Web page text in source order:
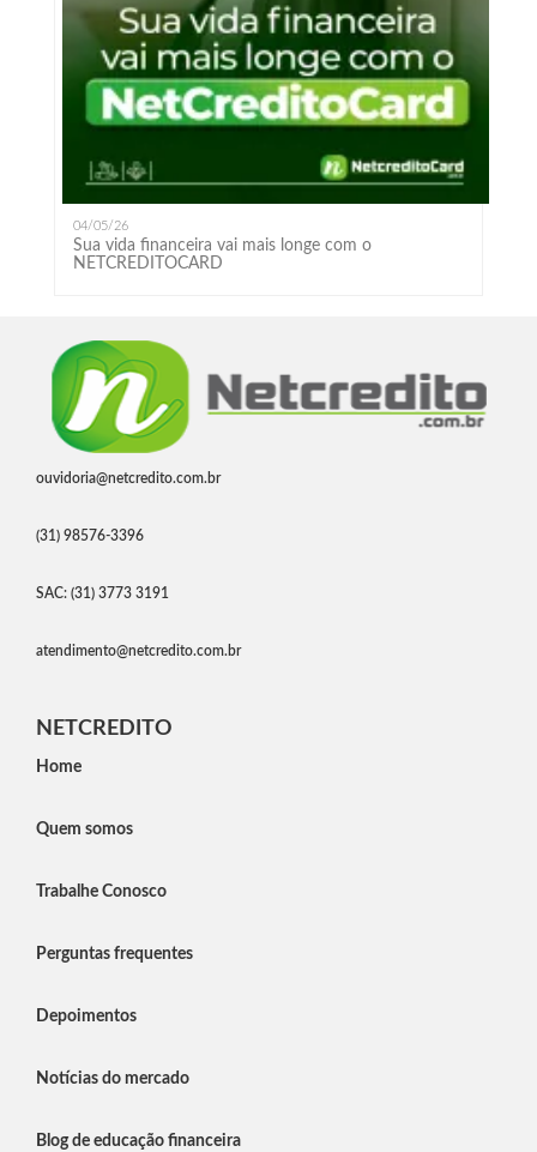
04/05/26
Sua vida financeira vai mais longe com o
NETCREDITOCARD
ouvidoria@netcredito.com.br
(31) 98576-3396
SAC: (31) 3773 3191
atendimento@netcredito.com.br
NETCREDITO
Home
Quem somos
Trabalhe Conosco
Perguntas frequentes
Depoimentos
Notícias do mercado
Blog de educação financeira